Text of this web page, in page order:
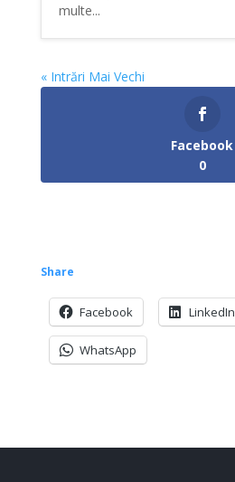
multe...
« Intrări Mai Vechi
Facebook
0
Share
Facebook LinkedIn
WhatsApp